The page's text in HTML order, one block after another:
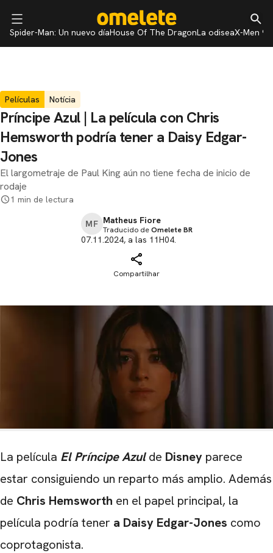
Spider-Man: Un nuevo díaHouse Of The DragonLa odiseaX-Men 97
Películas Notícia
Príncipe Azul | La película con Chris
Hemsworth podría tener a Daisy Edgar-
Jones
El largometraje de Paul King aún no tiene fecha de inicio de
rodaje
1 min de lectura
MF Matheus Fiore
Traducido deOmelete BR
07.11.2024, a las 11H04.
Compartilhar
La película El Príncipe Azulde Disney parece
estar consiguiendo un reparto más amplio. Además
de Chris Hemsworth en el papel principal, la
película podría tener a Daisy Edgar-Jones como
coprotagonista.